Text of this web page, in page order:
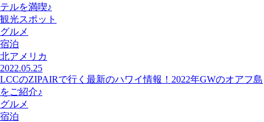
テルを満喫♪
観光スポット
グルメ
宿泊
北アメリカ
2022.05.25
LCCのZIPAIRで行く最新のハワイ情報！2022年GWのオアフ島
をご紹介♪
グルメ
宿泊